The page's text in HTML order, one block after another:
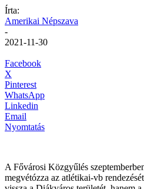
Írta:
Amerikai Népszava
-
2021-11-30
Facebook
X
Pinterest
WhatsApp
Linkedin
Email
Nyomtatás
A Fővárosi Közgyűlés
megvétózza az atlétikai-vb